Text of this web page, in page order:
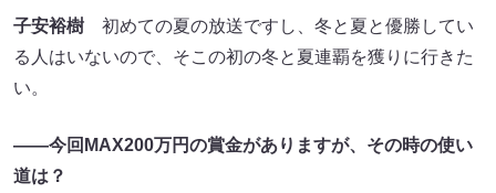
子安裕樹 初めての夏の放送ですし、冬と夏と優勝してい
る人はいないので、そこの初の冬と夏連覇を獲りに行きた
い。
――今回MAX200万円の賞金がありますが、その時の使い
道は？